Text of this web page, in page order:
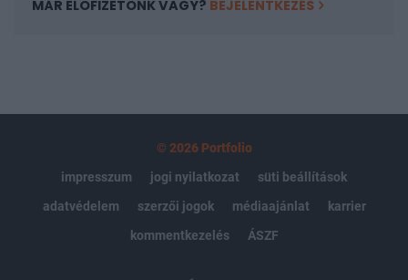
MÁR ELŐFIZETŐNK VAGY? BEJELENTKEZÉS
© 2026 Portfolio
impresszum
jogi nyilatkozat
süti beállítások
adatvédelem
szerzői jogok médiaajánlat
karrier
kommentkezelés
ÁSZF